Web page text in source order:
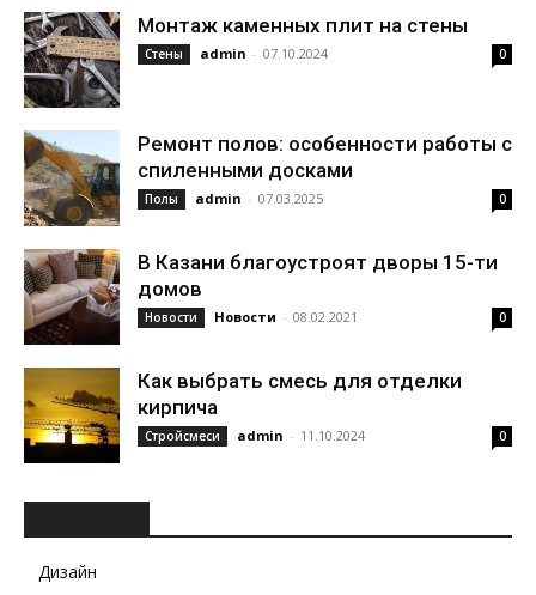
Монтаж каменных плит на стены
Стены admin - 07.10.2024 0
Ремонт полов: особенности работы с
спиленными досками
Полы admin - 07.03.2025 0
В Казани благоустроят дворы 15-ти
домов
Новости Новости - 08.02.2021 0
Как выбрать смесь для отделки
кирпича
Стройсмеси admin - 11.10.2024 0
Дизайн